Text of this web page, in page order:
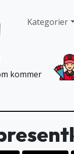
Kategorier
kommer